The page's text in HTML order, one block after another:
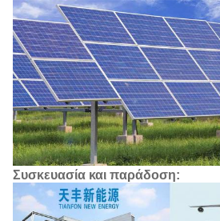
Συσκευασία και παράδοση: